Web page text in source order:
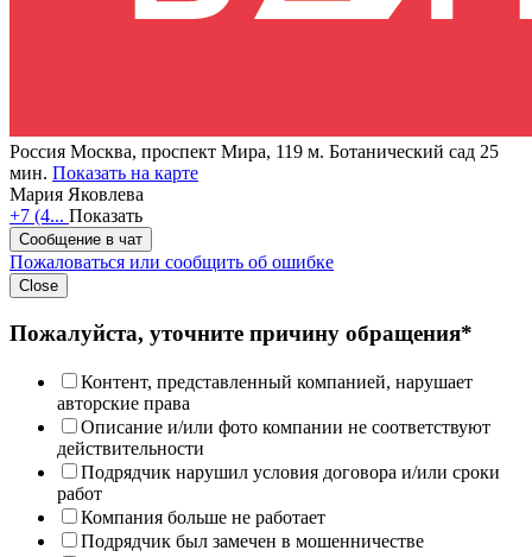
Россия Москва, проспект Мира, 119 м. Ботанический сад 25
мин. Показать на карте
Мария Яковлева
+7 (4... Показать
Сообщение в чат
Пожаловаться или сообщить об ошибке
Close
Пожалуйста, уточните причину обращения*
Контент, представленный компанией, нарушает
авторские права
Описание и/или фото компании не соответствуют
действительности
Подрядчик нарушил условия договора и/или сроки
работ
Компания больше не работает
Подрядчик был замечен в мошенничестве